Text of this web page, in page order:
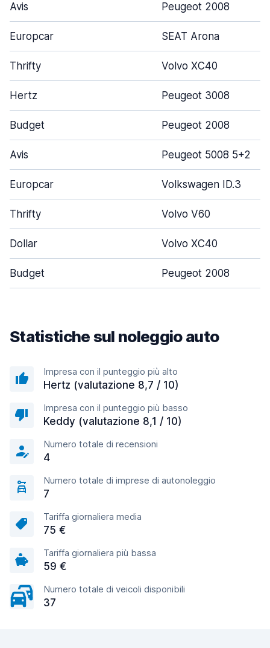
Avis Peugeot 2008
Europcar SEAT Arona
Thrifty Volvo XC40
Hertz Peugeot 3008
Budget Peugeot 2008
Avis Peugeot 5008 5+2
Europcar Volkswagen ID.3
Thrifty Volvo V60
Dollar Volvo XC40
Budget Peugeot 2008
Statistiche sul noleggio auto
Impresa con il punteggio più alto
Hertz (valutazione 8,7 / 10)
Impresa con il punteggio più basso
Keddy (valutazione 8,1 / 10)
Numero totale di recensioni
4
Numero totale di imprese di autonoleggio
7
Tariffa giornaliera media
75 €
Tariffa giornaliera più bassa
59 €
Numero totale di veicoli disponibili
37